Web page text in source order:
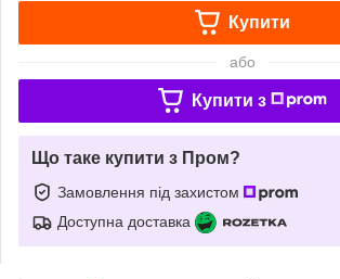
Купити
або
Купити з
Що таке купити з Пром?
Замовлення під захистом
Доступна доставка